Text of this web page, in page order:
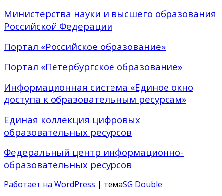
Министерства науки и высшего образования
Российской Федерации
Портал «Российское образование»
Портал «Петербургское образование»
Информационная система «Единое окно
доступа к образовательным ресурсам»
Единая коллекция цифровых
образовательных ресурсов
Федеральный центр информационно-
образовательных ресурсов
Работает на WordPress | темаSG Double